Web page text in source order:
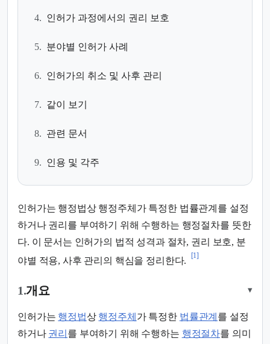
4. 인허가 과정에서의 권리 보호
5. 분야별 인허가 사례
6. 인허가의 취소 및 사후 관리
7. 같이 보기
8. 관련 문서
9. 인용 및 각주
인허가는 행정법상 행정주체가 특정한 법률관계를 설정
하거나 권리를 부여하기 위해 수행하는 행정절차를 뜻한
다. 이 문서는 인허가의 법적 성격과 절차, 권리 보호, 분
야별 적용, 사후 관리의 핵심을 정리한다.
[1]
1.개요 ▾
인허가는 행정법상 행정주체 가 특정한 법률관계 를 설정
하거나 권리 를 부여하기 위해 수행하는 행정절차를 의미